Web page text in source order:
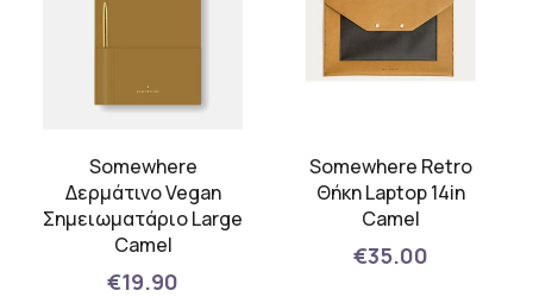
Somewhere
Δερμάτινο Vegan
Σημειωματάριο Large
Camel
€19.90
Somewhere Retro
Θήκη Laptop 14in
Camel
€35.00